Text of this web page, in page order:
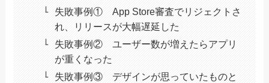
失敗事例① App Store審査でリジェクトさ
れ、リリースが大幅遅延した
失敗事例② ユーザー数が増えたらアプリ
が重くなった
失敗事例③ デザインが思っていたものと